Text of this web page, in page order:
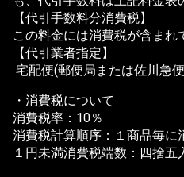
【代引手数料分消費税】
この料金には消費税が含まれ
【代引業者指定】
宅配便(郵便局または佐川急
・消費税について
消費税率：10％
消費税計算順序：１商品毎に
１円未満消費税端数：四捨五